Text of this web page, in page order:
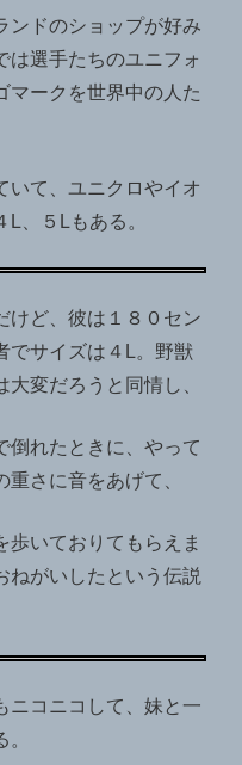
ンドのショップが好み
は選手たちのユニフォ
マークを世界中の人た
いて、ユニクロやイオ
、５Lもある。
けど、彼は１８０セン
でサイズは４L。野獣
変だろうと同情し、
倒れたときに、やって
さに音をあげて、
歩いておりてもらえま
ねがいしたという伝説
ニコニコして、妹と一